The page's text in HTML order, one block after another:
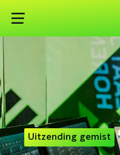
Uitzending gemist